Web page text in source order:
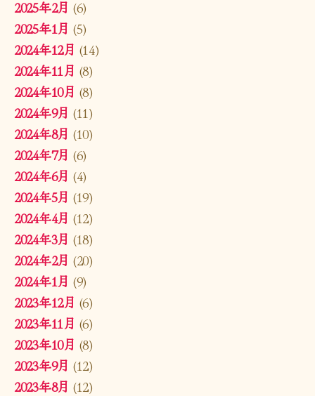
2025年2月 (6)
2025年1月 (5)
2024年12月 (14)
2024年11月 (8)
2024年10月 (8)
2024年9月 (11)
2024年8月 (10)
2024年7月 (6)
2024年6月 (4)
2024年5月 (19)
2024年4月 (12)
2024年3月 (18)
2024年2月 (20)
2024年1月 (9)
2023年12月 (6)
2023年11月 (6)
2023年10月 (8)
2023年9月 (12)
2023年8月 (12)